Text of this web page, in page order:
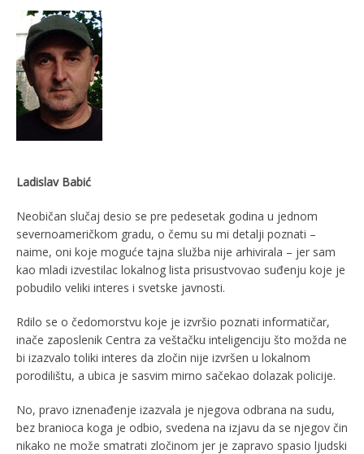
Ladislav Babić
Neobičan slučaj desio se pre pedesetak godina u jednom
severnoameričkom gradu, o čemu su mi detalji poznati –
naime, oni koje moguće tajna služba nije arhivirala – jer sam
kao mladi izvestilac lokalnog lista prisustvovao suđenju koje je
pobudilo veliki interes i svetske javnosti.
Rdilo se o čedomorstvu koje je izvršio poznati informatičar,
inače zaposlenik Centra za veštačku inteligenciju što možda ne
bi izazvalo toliki interes da zločin nije izvršen u lokalnom
porodilištu, a ubica je sasvim mirno sačekao dolazak policije.
No, pravo iznenađenje izazvala je njegova odbrana na sudu,
bez branioca koga je odbio, svedena na izjavu da se njegov čin
nikako ne može smatrati zločinom jer je zapravo spasio ljudski